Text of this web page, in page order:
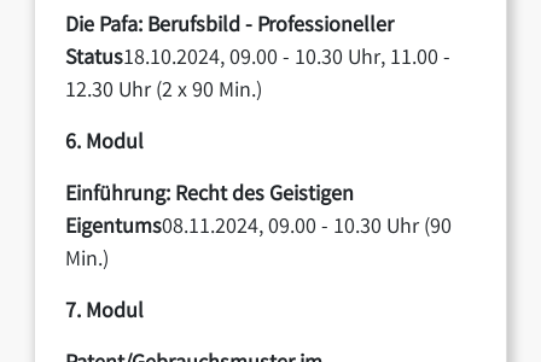
Die Pafa: Berufsbild - Professioneller
Status18.10.2024, 09.00 - 10.30 Uhr, 11.00 -
12.30 Uhr (2 x 90 Min.)
6. Modul
Einführung: Recht des Geistigen
Eigentums08.11.2024, 09.00 - 10.30 Uhr (90
Min.)
7. Modul